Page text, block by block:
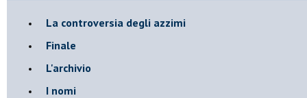
La controversia degli azzimi
Finale
L'archivio
I nomi